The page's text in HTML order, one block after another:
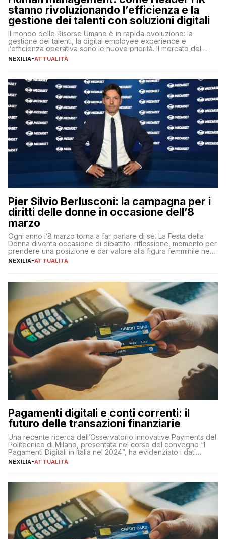
stanno rivoluzionando l’efficienza e la
gestione dei talenti con soluzioni digitali
Il mondo delle Risorse Umane è in rapida evoluzione: la
gestione dei talenti, la digital employee experience e
l’efficienza operativa sono le nuove priorità. Il mercato del
lavoro, d’altra parte, è sempre più competitivo con una lotta
NEXILIA-ATTUALITÀ
Pier Silvio Berlusconi: la campagna per i
diritti delle donne in occasione dell’8
marzo
Ogni anno l’8 marzo torna a far parlare di sé. La Festa della
Donna diventa occasione di dibattito, riflessione, momento per
prendere una posizione e dar valore alla figura femminile nella
sua complessità e crucialità. A lanciare un messaggio “forte e
NEXILIA-ATTUALITÀ
Pagamenti digitali e conti correnti: il
futuro delle transazioni finanziarie
Una recente ricerca dell’Osservatorio Innovative Payments del
Politecnico di Milano, presentata nel corso del convegno “I
Pagamenti Digitali in Italia nel 2024”, ha evidenziato i dati
definitivi del primo semestre 2024 relativamente alle
NEXILIA-ATTUALITÀ